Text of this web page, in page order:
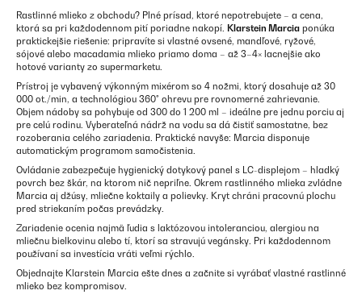
Rastlinné mlieko z obchodu? Plné prísad, ktoré nepotrebujete – a cena,
ktorá sa pri každodennom pití poriadne nakopí. Klarstein Marcia ponúka
praktickejšie riešenie: pripravíte si vlastné ovsené, mandľové, ryžové,
sójové alebo macadamia mlieko priamo doma – až 3–4× lacnejšie ako
hotové varianty zo supermarketu.
Prístroj je vybavený výkonným mixérom so 4 nožmi, ktorý dosahuje až 30
000 ot./min, a technológiou 360° ohrevu pre rovnomerné zahrievanie.
Objem nádoby sa pohybuje od 300 do 1 200 ml – ideálne pre jednu porciu aj
pre celú rodinu. Vyberateľná nádrž na vodu sa dá čistiť samostatne, bez
rozoberania celého zariadenia. Praktické navyše: Marcia disponuje
automatickým programom samočistenia.
Ovládanie zabezpečuje hygienický dotykový panel s LC-displejom – hladký
povrch bez škár, na ktorom nič nepriľne. Okrem rastlinného mlieka zvládne
Marcia aj džúsy, mliečne koktaily a polievky. Kryt chráni pracovnú plochu
pred striekaním počas prevádzky.
Zariadenie ocenia najmä ľudia s laktózovou intoleranciou, alergiou na
mliečnu bielkovinu alebo tí, ktorí sa stravujú vegánsky. Pri každodennom
používaní sa investícia vráti veľmi rýchlo.
Objednajte Klarstein Marcia ešte dnes a začnite si vyrábať vlastné rastlinné
mlieko bez kompromisov.